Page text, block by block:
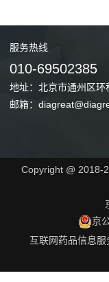
服务热线
010-69502385
地址：北京市通州区
邮箱：
Copyright @ 2018-
京
互联网药品信息